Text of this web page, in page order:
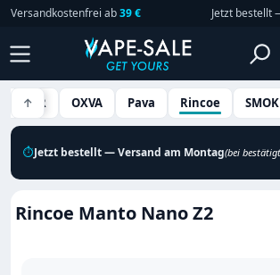
Zum Hauptinhalt springen
Versandkostenfrei ab39 € Jetzt bestellt
↑
OXBAR OXVA Pava Rincoe SMOK
⏱Jetzt bestellt — Versand am Montag(bei
Rincoe Manto Nano Z2